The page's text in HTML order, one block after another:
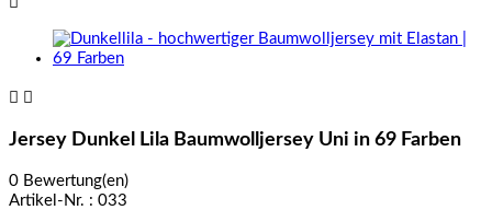
 
Jersey Dunkel Lila Baumwolljersey Uni in 69 Farben
0 Bewertung(en)
Artikel-Nr. : 033